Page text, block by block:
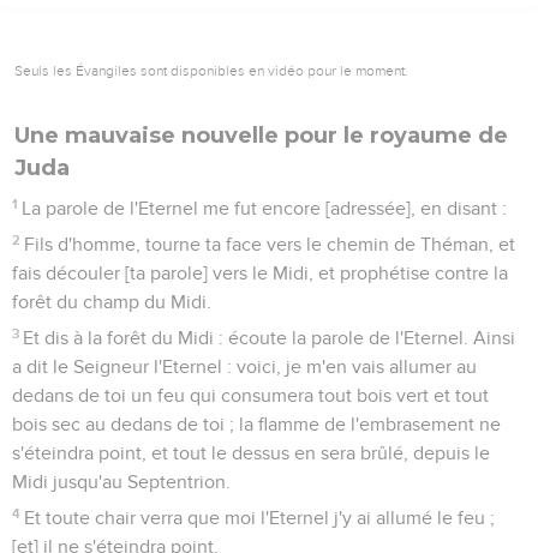
Seuls les Évangiles sont disponibles en vidéo pour le moment.
Une mauvaise nouvelle pour le royaume de
Juda
1 La parole de l'Eternel me fut encore [adressée], en disant :
2 Fils d'homme, tourne ta face vers le chemin de Théman, et
fais découler [ta parole] vers le Midi, et prophétise contre la
forêt du champ du Midi.
3 Et dis à la forêt du Midi : écoute la parole de l'Eternel. Ainsi
a dit le Seigneur l'Eternel : voici, je m'en vais allumer au
dedans de toi un feu qui consumera tout bois vert et tout
bois sec au dedans de toi ; la flamme de l'embrasement ne
s'éteindra point, et tout le dessus en sera brûlé, depuis le
Midi jusqu'au Septentrion.
4 Et toute chair verra que moi l'Eternel j'y ai allumé le feu ;
[et] il ne s'éteindra point.